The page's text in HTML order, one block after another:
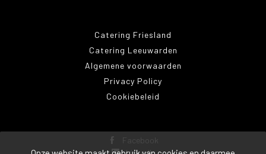
Catering Friesland
Catering Leeuwarden
Algemene voorwaarden
Privacy Policy
Cookiebeleid
Facebook